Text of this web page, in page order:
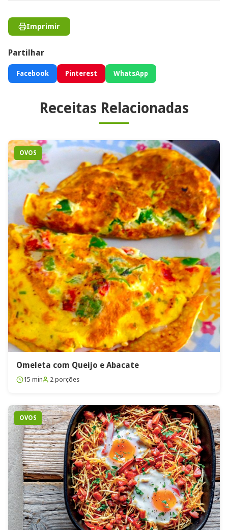
Imprimir
Partilhar
Facebook Pinterest WhatsApp
Receitas Relacionadas
OVOS
Omeleta com Queijo e Abacate
15 min 2 porções
OVOS